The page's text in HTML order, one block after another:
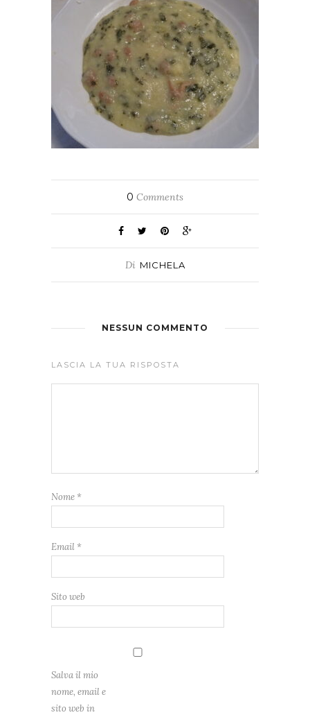
0 Comments
Di MICHELA
NESSUN COMMENTO
LASCIA LA TUA RISPOSTA
Nome *
Email *
Sito web
Salva il mio
nome, email e
sito web in